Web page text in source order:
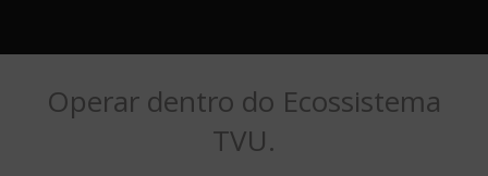
Operar dentro do Ecossistema
TVU.